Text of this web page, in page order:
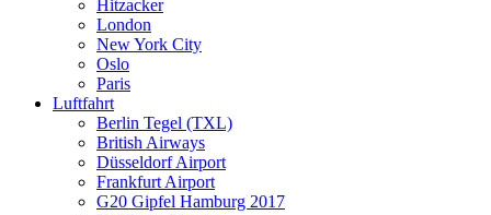
Hitzacker
London
New York City
Oslo
Paris
Luftfahrt
Berlin Tegel (TXL)
British Airways
Düsseldorf Airport
Frankfurt Airport
G20 Gipfel Hamburg 2017